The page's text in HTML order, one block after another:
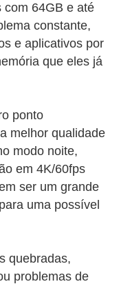
com 64GB e até
constante,
e aplicativos por
que eles já
ponto
melhor qualidade
modo noite,
em 4K/60fps
ser um grande
uma possível
quebradas,
problemas de